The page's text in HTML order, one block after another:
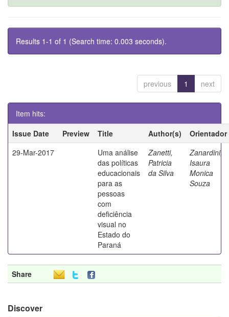
Results 1-1 of 1 (Search time: 0.003 seconds).
previous 1 next
Item hits:
Issue Date
Preview Title Author(s)
Orientador
29-Mar-2017
Uma análise
das políticas
educacionais
para as
pessoas
com
deficiência
visual no
Estado do
Paraná
Zanetti,
Patricia
da Silva
Zanardini,
Isaura
Monica
Souza
Share
Discover